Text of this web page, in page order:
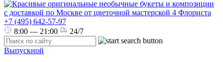
+7 (495) 642-57-97
8:00 — 21:00
24/7
Выпускной